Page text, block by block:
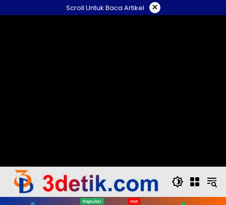
to
Scroll Untuk Baca Artikel ×